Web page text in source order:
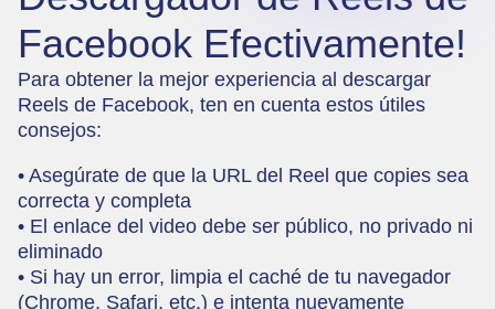
Facebook Efectivamente!
Para obtener la mejor experiencia al descargar
Reels de Facebook, ten en cuenta estos útiles
consejos:
• Asegúrate de que la URL del Reel que copies sea
correcta y completa
• El enlace del video debe ser público, no privado ni
eliminado
• Si hay un error, limpia el caché de tu navegador
(Chrome, Safari, etc.) e intenta nuevamente